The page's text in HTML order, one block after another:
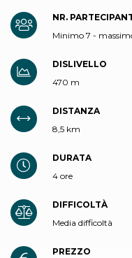
NR.
Minimo 7 -
DISLIVELLO
470 m
DISTANZA
8,5 km
DURATA
4 ore
DIFFICOLTÀ
Media difficoltà
PREZZO